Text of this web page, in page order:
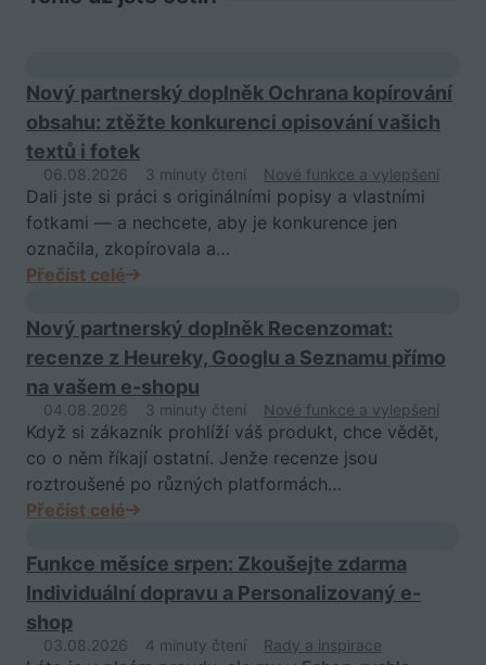
Nový partnerský doplněk Ochrana kopírování
obsahu: ztěžte konkurenci opisování vašich
textů i fotek
06.08.2026 3 minuty čtení Nové funkce a vylepšení
Dali jste si práci s originálními popisy a vlastními
fotkami — a nechcete, aby je konkurence jen
označila, zkopírovala a…
Přečíst celé
Nový partnerský doplněk Recenzomat:
recenze z Heureky, Googlu a Seznamu přímo
na vašem e-shopu
04.08.2026 3 minuty čtení Nové funkce a vylepšení
Když si zákazník prohlíží váš produkt, chce vědět,
co o něm říkají ostatní. Jenže recenze jsou
roztroušené po různých platformách…
Přečíst celé
Funkce měsíce srpen: Zkoušejte zdarma
Individuální dopravu a Personalizovaný e-
shop
03.08.2026 4 minuty čtení Rady a inspirace